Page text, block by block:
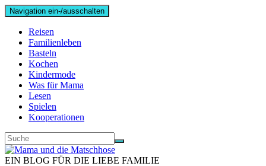
Navigation ein-/ausschalten
Reisen
Familienleben
Basteln
Kochen
Kindermode
Was für Mama
Lesen
Spielen
Kooperationen
EIN BLOG FÜR DIE LIEBE FAMILIE